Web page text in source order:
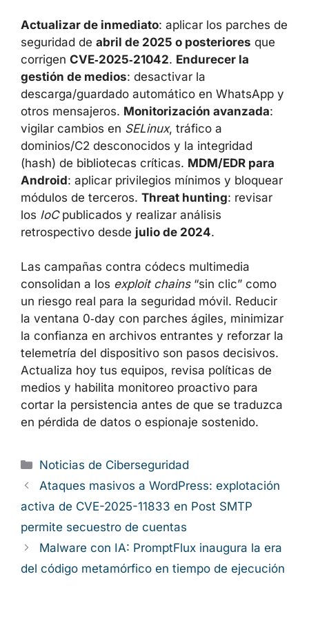
Actualizar de inmediato: aplicar los parches de
seguridad de abril de 2025 o posteriores que
corrigen CVE‑2025‑21042. Endurecer la
gestión de medios: desactivar la
descarga/guardado automático en WhatsApp y
otros mensajeros. Monitorización avanzada:
vigilar cambios en SELinux, tráfico a
dominios/C2 desconocidos y la integridad
(hash) de bibliotecas críticas. MDM/EDR para
Android: aplicar privilegios mínimos y bloquear
módulos de terceros. Threat hunting: revisar
los IoCpublicados y realizar análisis
retrospectivo desde julio de 2024.
Las campañas contra códecs multimedia
consolidan a los exploit chains“sin clic” como
un riesgo real para la seguridad móvil. Reducir
la ventana 0‑day con parches ágiles, minimizar
la confianza en archivos entrantes y reforzar la
telemetría del dispositivo son pasos decisivos.
Actualiza hoy tus equipos, revisa políticas de
medios y habilita monitoreo proactivo para
cortar la persistencia antes de que se traduzca
en pérdida de datos o espionaje sostenido.
Categorías
Noticias de Ciberseguridad
Ataques masivos a WordPress: explotación
activa de CVE-2025-11833 en Post SMTP
permite secuestro de cuentas
Malware con IA: PromptFlux inaugura la era
del código metamórfico en tiempo de ejecución